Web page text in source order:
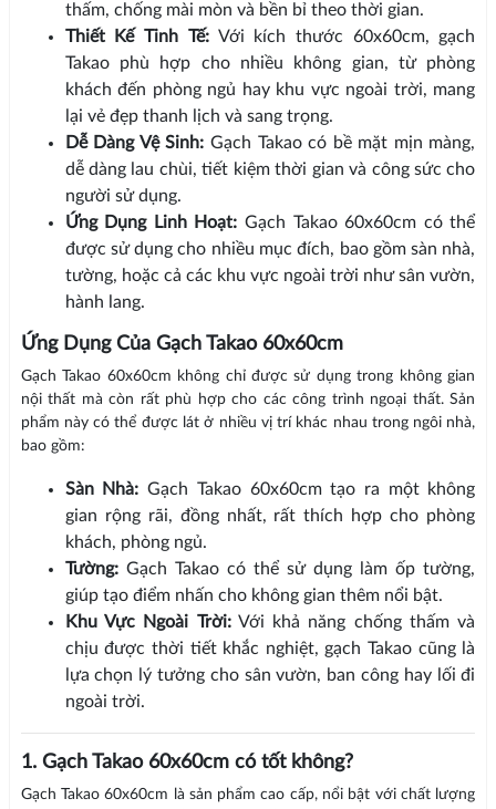
thấm, chống mài mòn và bền bỉ theo thời gian.
Thiết Kế Tinh Tế:Với kích thước 60x60cm, gạch
Takao phù hợp cho nhiều không gian, từ phòng
khách đến phòng ngủ hay khu vực ngoài trời, mang
lại vẻ đẹp thanh lịch và sang trọng.
Dễ Dàng Vệ Sinh: Gạch Takao có bề mặt mịn màng,
dễ dàng lau chùi, tiết kiệm thời gian và công sức cho
người sử dụng.
Ứng Dụng Linh Hoạt: Gạch Takao 60x60cm có thể
được sử dụng cho nhiều mục đích, bao gồm sàn nhà,
tường, hoặc cả các khu vực ngoài trời như sân vườn,
hành lang.
Ứng Dụng Của Gạch Takao 60x60cm
Gạch Takao 60x60cm không chỉ được sử dụng trong không gian
nội thất mà còn rất phù hợp cho các công trình ngoại thất. Sản
phẩm này có thể được lát ở nhiều vị trí khác nhau trong ngôi nhà,
bao gồm:
Sàn Nhà: Gạch Takao 60x60cm tạo ra một không
gian rộng rãi, đồng nhất, rất thích hợp cho phòng
khách, phòng ngủ.
Tường:Gạch Takao có thể sử dụng làm ốp tường,
giúp tạo điểm nhấn cho không gian thêm nổi bật.
Khu Vực Ngoài Trời:Với khả năng chống thấm và
chịu được thời tiết khắc nghiệt, gạch Takao cũng là
lựa chọn lý tưởng cho sân vườn, ban công hay lối đi
ngoài trời.
1. Gạch Takao 60x60cm có tốt không?
Gạch Takao 60x60cm là sản phẩm cao cấp, nổi bật với chất lượng